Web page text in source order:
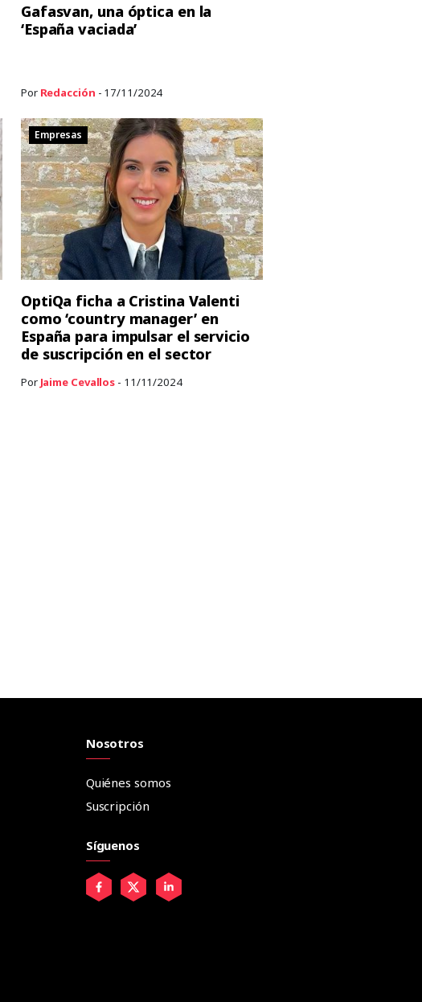
Gafasvan, una óptica en la
‘España vaciada’
Por Redacción - 17/11/2024
Empresas
OptiQa ficha a Cristina Valenti
como ‘country manager’ en
España para impulsar el servicio
de suscripción en el sector
Por Jaime Cevallos - 11/11/2024
Nosotros
Quiénes somos
Suscripción
Síguenos